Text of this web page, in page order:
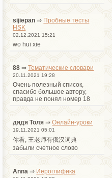
sijiepan ⇒ Пробные тесты
HSK
02.12.2021 15:21
wo hui xie
88 ⇒Тематические словари
20.11.2021 19:28
Очень полезный список,
спасибо большое автору,
правда не понял номер 18
дядя Толя ⇒Онлайн-уроки
19.11.2021 05:01
你看, 王老师有俄汉词典 -
забыли счетное слово
Anna ⇒ Иероглифика